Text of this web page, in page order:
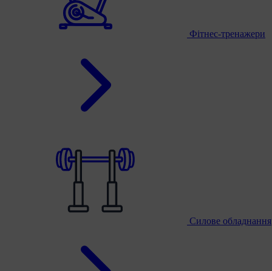
Фітнес-тренажери
Силове обладнання